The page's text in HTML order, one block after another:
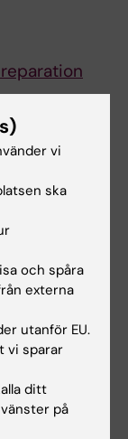
91-7457-
vi
ska
och spåra
externa
utanför EU.
vi sparar
ditt
på